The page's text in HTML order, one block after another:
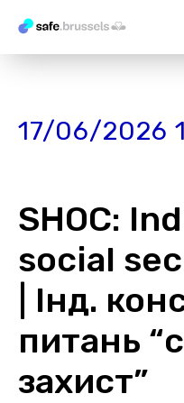
17/06/2026
SHOC:
social
| Інд.
питань
захист”